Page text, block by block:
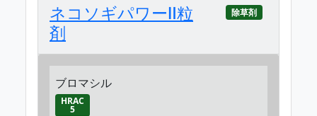
ネコソギパワーⅡ粒
剤
除草剤
ブロマシル
HRAC
5